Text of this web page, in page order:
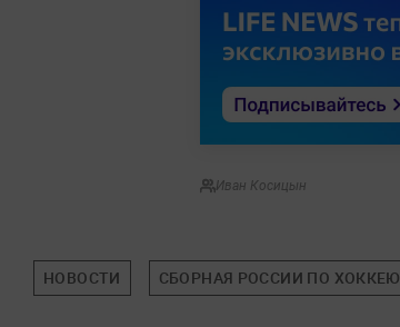
Иван Косицын
НОВОСТИ СБОРНАЯ РОССИИ ПО ХОККЕЮ